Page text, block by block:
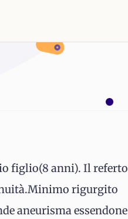
figlio(8 anni). Il referto
rigurgito
aneurisma essendone